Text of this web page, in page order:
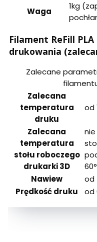
Waga
1kg
Filament ReFill
drukowania
Zalecane
Zalecana
temperatura
druku
od
Zalecana
temperatura
stołu roboczego
drukarki 3D
Nawiew
od
Prędkość druku
od